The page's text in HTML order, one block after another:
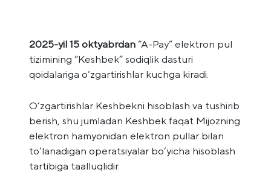
2025-yil 15 oktyabrdan“A-Pay” elektron pul
tizimining “Keshbek” sodiqlik dasturi
qoidalariga o‘zgartirishlar kuchga kiradi.
O‘zgartirishlar Keshbekni hisoblash va tushirib
berish, shu jumladan Keshbek faqat Mijozning
elektron hamyonidan elektron pullar bilan
to‘lanadigan operatsiyalar bo‘yicha hisoblash
tartibiga taalluqlidir.